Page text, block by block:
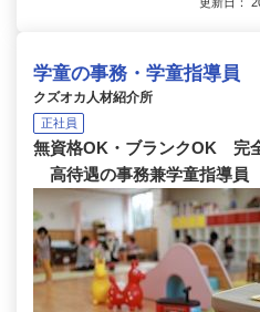
学童の事務・学童指導員
クズオカ人材紹介所
正社員
無資格OK・ブランクOK 完
高待遇の事務兼学童指導員